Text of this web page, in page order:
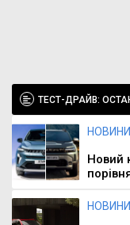
ТЕСТ-ДРАЙВ:
НОВИНИ
Новий
НОВИНИ